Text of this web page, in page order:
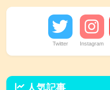
Twitter Instagram
人気記事